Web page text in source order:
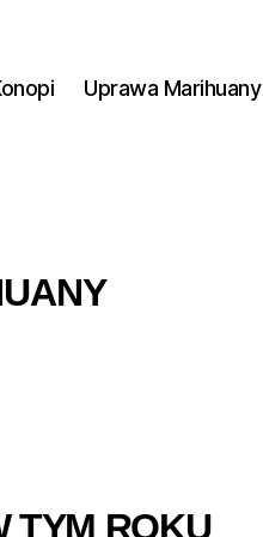
Uprawa Marihuany
TYM ROKU